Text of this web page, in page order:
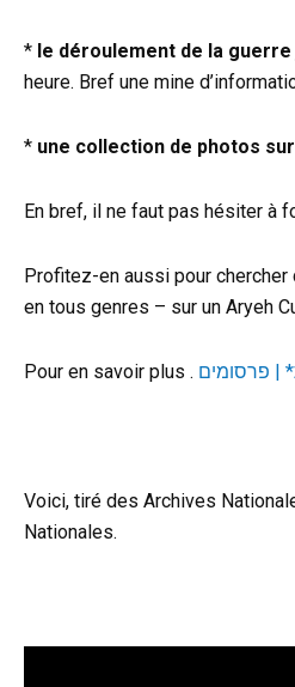
* le déroulement de la
heure. Bref une mine
* une collection de photos
En bref, il ne faut pas hésiter à
Profitez-en aussi pour
en tous genres – sur un Aryeh
Pour en savoir plus .
Voici, tiré des Archives
Nationales.